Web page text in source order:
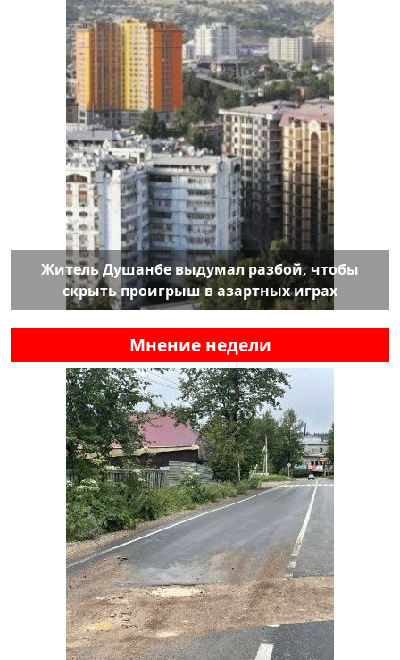
Житель Душанбе выдумал разбой, чтобы
скрыть проигрыш в азартных играх
Мнение недели